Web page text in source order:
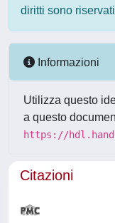
diritti sono
Informazioni
Utilizza questo
a questo
https://
Citazioni